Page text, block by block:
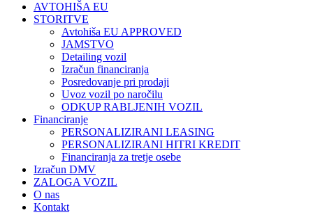
AVTOHIŠA EU
STORITVE
Avtohiša EU APPROVED
JAMSTVO
Detailing vozil
Izračun financiranja
Posredovanje pri prodaji
Uvoz vozil po naročilu
ODKUP RABLJENIH VOZIL
Financiranje
PERSONALIZIRANI LEASING
PERSONALIZIRANI HITRI KREDIT
Financiranja za tretje osebe
Izračun DMV
ZALOGA VOZIL
O nas
Kontakt